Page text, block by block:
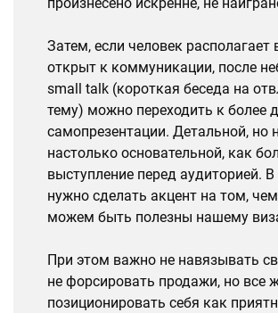
Затем, если человек располагает
открыт к коммуникации, после
small talk (короткая беседа на
тему) можно переходить к более
самопрезентации. Детальной, но
настолько основательной, как
выступление перед аудиторией. В
нужно сделать акцент на том,
можем быть полезны нашему
При этом важно не навязывать
не форсировать продажи, но все
позиционировать себя как